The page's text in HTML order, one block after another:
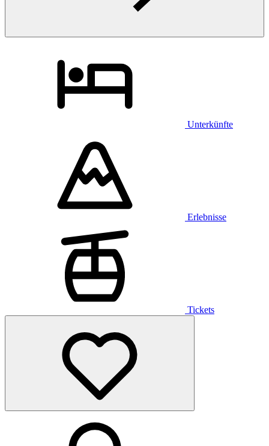
Unterkünfte
Erlebnisse
Tickets